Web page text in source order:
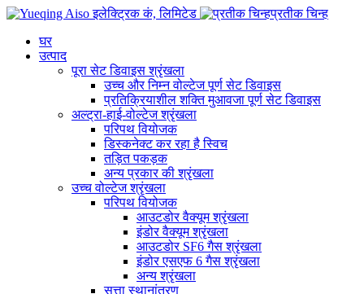
प्रतीक चिन्ह
घर
उत्पाद
पूरा सेट डिवाइस श्रृंखला
उच्च और निम्न वोल्टेज पूर्ण सेट डिवाइस
प्रतिक्रियाशील शक्ति मुआवजा पूर्ण सेट डिवाइस
अल्ट्रा-हाई-वोल्टेज श्रृंखला
परिपथ वियोजक
डिस्कनेक्ट कर रहा है स्विच
तड़ित पकड़क
अन्य प्रकार की श्रृंखला
उच्च वोल्टेज श्रृंखला
परिपथ वियोजक
आउटडोर वैक्यूम श्रृंखला
इंडोर वैक्यूम श्रृंखला
आउटडोर SF6 गैस श्रृंखला
इंडोर एसएफ 6 गैस श्रृंखला
अन्य श्रृंखला
सत्ता स्थानांतरण